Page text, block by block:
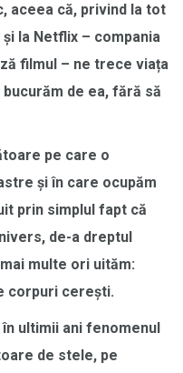
aceea că, privind la tot
la Netflix – compania
filmul – ne trece viața
de ea, fără să
pe care o
și în care ocupăm
prin simplul fapt că
de-a dreptul
multe ori uităm:
corpuri cerești.
ultimii ani fenomenul
de stele, pe